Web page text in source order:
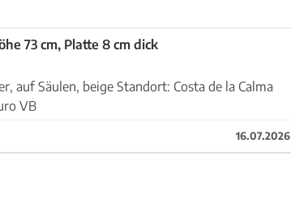
m x 1 m, Höhe 73 cm, Platte 8 cm dick
auf Säulen, beige Standort: Costa de la Calma
Euro VB
16.07.2026